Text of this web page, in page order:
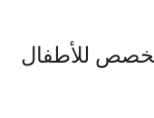
للأطفال